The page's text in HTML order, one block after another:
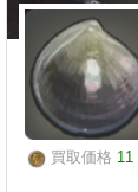
買取価格 11